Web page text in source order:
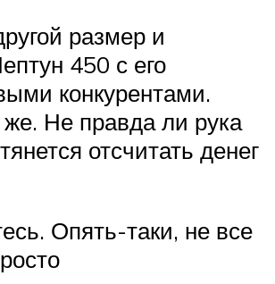
размер и
450 с его
конкурентами.
же. Не правда ли рука
отсчитать денег
Опять-таки, не все